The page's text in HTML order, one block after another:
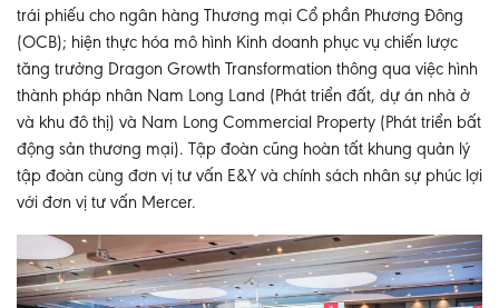
trái phiếu cho ngân hàng Thương mại Cổ phần Phương Đông
(OCB); hiện thực hóa mô hình Kinh doanh phục vụ chiến lược
tăng trưởng Dragon Growth Transformation thông qua việc hình
thành pháp nhân Nam Long Land (Phát triển đất, dự án nhà ở
và khu đô thị) và Nam Long Commercial Property (Phát triển bất
động sản thương mại). Tập đoàn cũng hoàn tất khung quản lý
tập đoàn cùng đơn vị tư vấn E&Y và chính sách nhân sự phúc lợi
với đơn vị tư vấn Mercer.